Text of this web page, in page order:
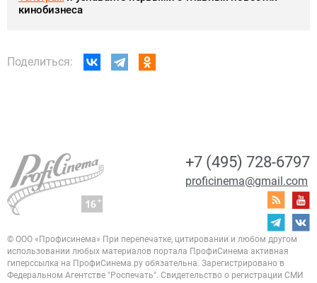
кинобизнеса
Поделиться:
+7 (495) 728-6797
proficinema@gmail.com
© ООО «Профисинема» При перепечатке, цитировании и любом другом
использовании любых материалов портала ПрофиСинема активная
гиперссылка на ПрофиСинема.ру обязательна. Зарегистрировано в
Федеральном Агентстве "Роспечать". Свидетельство о регистрации СМИ